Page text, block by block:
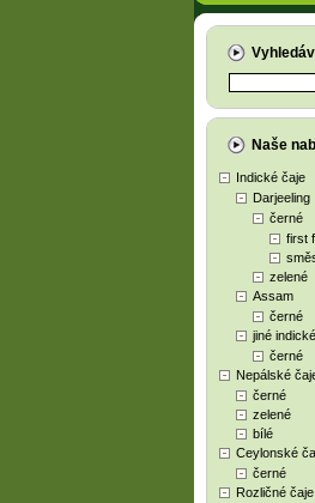
Naše
Indické čaje
Darjeeling
černé
first
zelené
Assam
černé
jiné indické
černé
Nepálské
černé
zelené
bílé
Ceylonské
černé
Rozličné čaje